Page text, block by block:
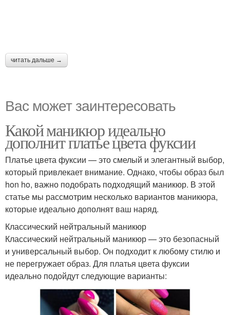
читать дальше →
Вас может заинтересовать
Какой маникюр идеально
дополнит платье цвета фуксии
Платье цвета фуксии — это смелый и элегантный выбор,
который привлекает внимание. Однако, чтобы образ был
hon ho, важно подобрать подходящий маникюр. В этой
статье мы рассмотрим несколько вариантов маникюра,
которые идеально дополнят ваш наряд.
Классический нейтральный маникюр
Классический нейтральный маникюр — это безопасный
и универсальный выбор. Он подходит к любому стилю и
не перегружает образ. Для платья цвета фуксии
идеально подойдут следующие варианты: